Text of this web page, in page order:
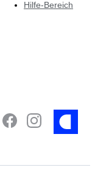
Hilfe-Bereich